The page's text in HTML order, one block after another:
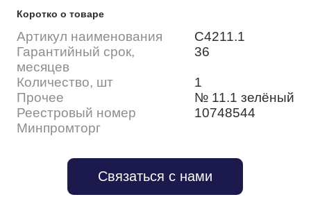
Коротко о товаре
Артикул наименования
С4211.1
Гарантийный срок,
месяцев
36
Количество, шт
1
Прочее
№ 11.1 зелёный
Реестровый номер
Минпромторг
10748544
Связаться с нами